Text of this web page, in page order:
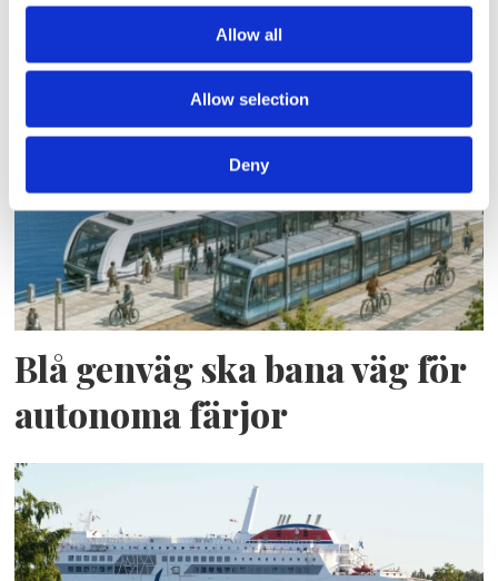
Allow all
Allow selection
Deny
Lars ”Lasse” Fransén
Blå genväg ska bana väg för
autonoma färjor